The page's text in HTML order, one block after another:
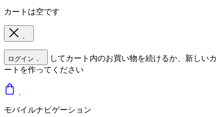
カートは空です
ログイン
してカート内のお買い物を続けるか、新しいカ
ートを作ってください
モバイルナビゲーション